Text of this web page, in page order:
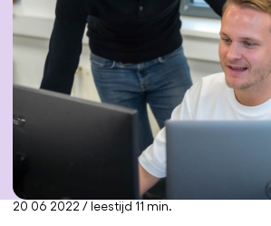
20 06 2022 / leestijd 11 min.